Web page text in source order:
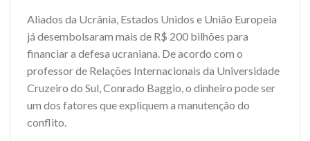
Aliados da Ucrânia, Estados Unidos e União Europeia
já desembolsaram mais de R$ 200 bilhões para
financiar a defesa ucraniana. De acordo com o
professor de Relações Internacionais da Universidade
Cruzeiro do Sul, Conrado Baggio, o dinheiro pode ser
um dos fatores que expliquem a manutenção do
conflito.